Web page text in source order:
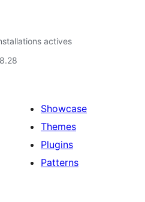
actives
Showcase
Themes
Plugins
Patterns